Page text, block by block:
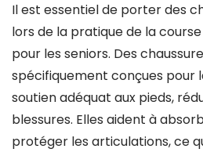
Il est essentiel de porter des
lors de la pratique de la
pour les seniors. Des
spécifiquement conçues pour
soutien adéquat aux pieds,
blessures. Elles aident à
protéger les articulations, ce